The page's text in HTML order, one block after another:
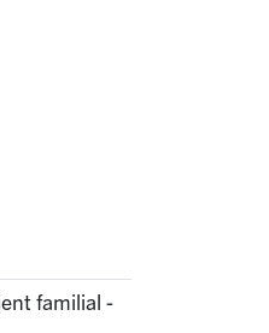
familial -